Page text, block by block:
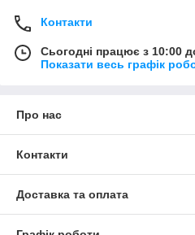
Контакти
Сьогодні працює з 10:00
Показати весь графік
Про нас
Контакти
Доставка та оплата